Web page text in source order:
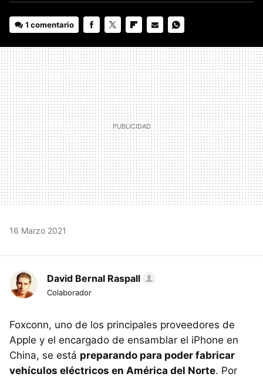
1 comentario
MAIL
16 Marzo 2021
David Bernal Raspall
Colaborador
Foxconn, uno de los principales proveedores de
Apple y el encargado de ensamblar el iPhone en
China, se está preparando para poder fabricar
vehículos eléctricos en América del Norte. Por